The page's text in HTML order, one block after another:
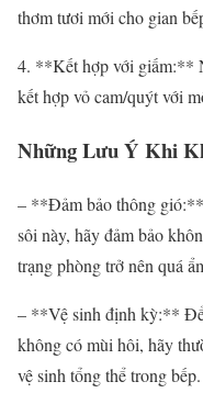
thơm tươi mới cho gian
4. **Kết hợp với giấm:**
kết hợp vỏ cam/quýt với
Những Lưu Ý Khi
– **Đảm bảo thông
sôi này, hãy đảm bảo
trạng phòng trở nên quá
– **Vệ sinh định kỳ:** Để
không có mùi hôi, hãy
vệ sinh tổng thể trong bếp.